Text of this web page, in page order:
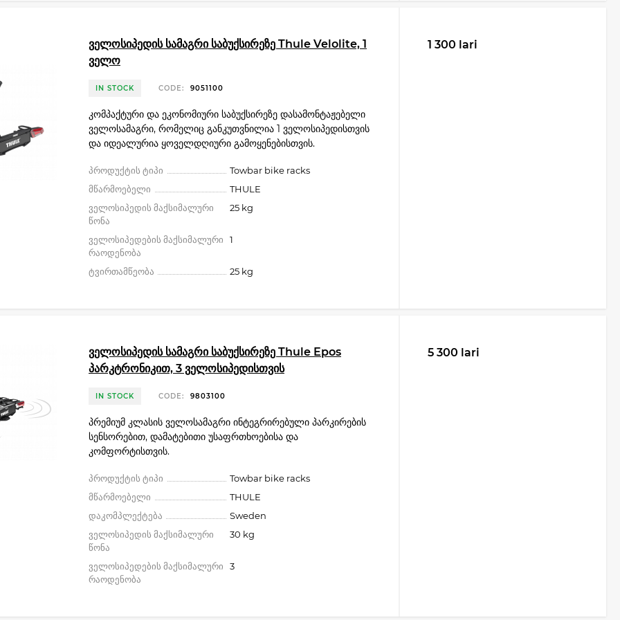
ველოსიპედის სამაგრი საბუქსირეზე Thule Velolite, 1
ველო
IN STOCK CODE: 9051100
კომპაქტური და ეკონომიური საბუქსირეზე დასამონტაჟებელი
ველოსამაგრი, რომელიც განკუთვნილია 1 ველოსიპედისთვის
და იდეალურია ყოველდღიური გამოყენებისთვის.
პროდუქტის ტიპი
Towbar bike racks
მწარმოებელი
THULE
ველოსიპედის მაქსიმალური
წონა
25 kg
ველოსიპედების მაქსიმალური
რაოდენობა
1
ტვირთამწეობა 25 kg
1 300 lari
ველოსიპედის სამაგრი საბუქსირეზე Thule Epos
პარკტრონიკით, 3 ველოსიპედისთვის
IN STOCK CODE: 9803100
პრემიუმ კლასის ველოსამაგრი ინტეგრირებული პარკირების
სენსორებით, დამატებითი უსაფრთხოებისა და
კომფორტისთვის.
პროდუქტის ტიპი
Towbar bike racks
მწარმოებელი
THULE
დაკომპლექტება
Sweden
ველოსიპედის მაქსიმალური
წონა
30 kg
ველოსიპედების მაქსიმალური
რაოდენობა
3
5 300 lari